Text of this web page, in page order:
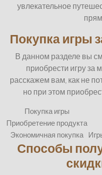
увлекательное
Покупка игры
В данном разделе вы
приобрести игру
расскажем вам, как не
но при этом
Покупка игры
Приобретение продукта
Экономичная покупка
Способы